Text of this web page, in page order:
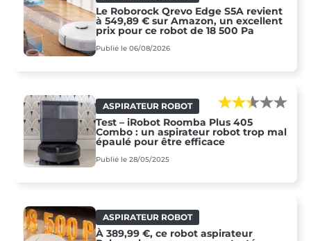
Le Roborock Qrevo Edge S5A revient
à 549,89 € sur Amazon, un excellent
prix pour ce robot de 18 500 Pa
Publié le 06/08/2026
ASPIRATEUR ROBOT
Test – iRobot Roomba Plus 405
Combo : un aspirateur robot trop mal
épaulé pour être efficace
Publié le 28/05/2025
ASPIRATEUR ROBOT
À 389,99 €, ce robot aspirateur